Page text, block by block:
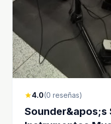
star4.0(0 reseñas)
Sounder&apos;s